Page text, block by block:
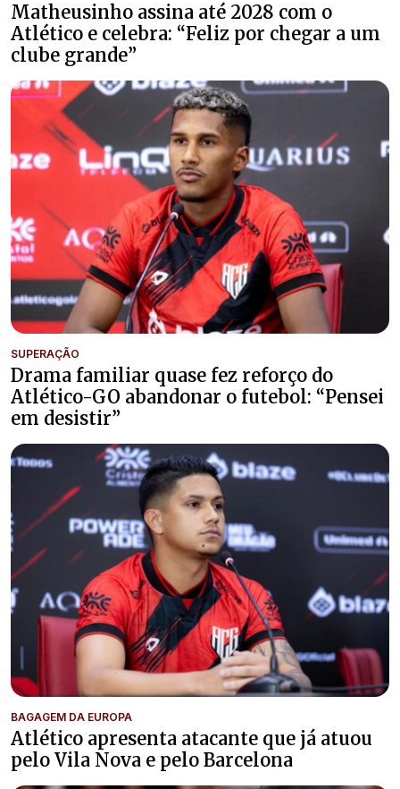
Matheusinho assina até 2028 com o
Atlético e celebra: “Feliz por chegar a um
clube grande”
SUPERAÇÃO
Drama familiar quase fez reforço do
Atlético-GO abandonar o futebol: “Pensei
em desistir”
BAGAGEM DA EUROPA
Atlético apresenta atacante que já atuou
pelo Vila Nova e pelo Barcelona